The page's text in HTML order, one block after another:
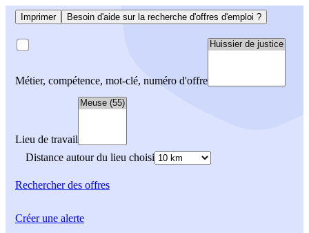
Imprimer Besoin d'aide sur la recherche d'offres d'emploi ?
Métier, compétence, mot-clé, numéro d'offre
Lieu de travail
Distance autour du lieu choisi
Rechercherdes offres
Créer une alerte